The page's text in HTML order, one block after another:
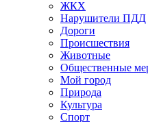
ЖКХ
Нарушители ПДД
Дороги
Происшествия
Животные
Общественные
Мой город
Природа
Культура
Спорт